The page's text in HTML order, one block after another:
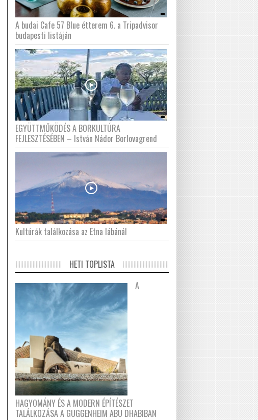
A budai Cafe 57 Blue étterem 6. a Tripadvisor
budapesti listáján
EGYÜTTMŰKÖDÉS A BORKULTÚRA
FEJLESZTÉSÉBEN – István Nádor Borlovagrend
Kultúrák találkozása az Etna lábánál
HETI TOPLISTA
A
HAGYOMÁNY ÉS A MODERN ÉPÍTÉSZET
TALÁLKOZÁSA A GUGGENHEIM ABU DHABIBAN